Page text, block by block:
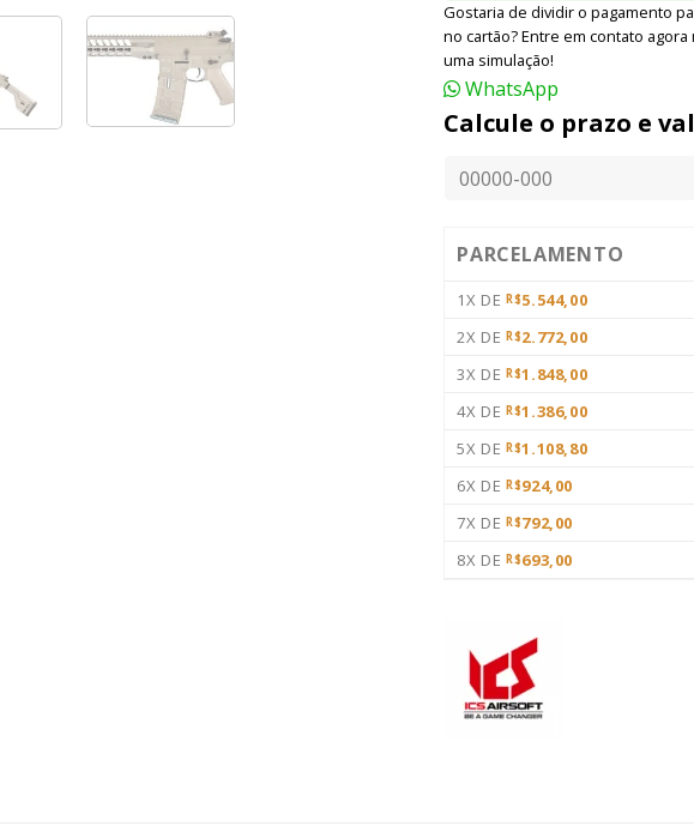
Gostaria de dividir o pagamento
no cartão? Entre em contato
uma simulação!
WhatsApp
Calcule o prazo e
PARCELAMENTO
1X DE R$5.544,00
2X DE R$2.772,00
3X DE R$1.848,00
4X DE R$1.386,00
5X DE R$1.108,80
6X DE R$924,00
7X DE R$792,00
8X DE R$693,00